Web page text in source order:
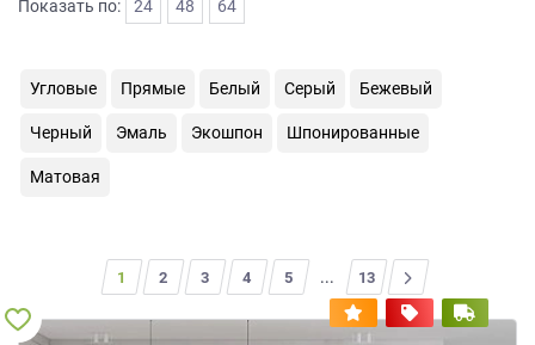
Показать по: 24 48 64
Угловые Прямые Белый Серый Бежевый
Черный Эмаль Экошпон Шпонированные
Матовая
1 2 3 4 5 ... 13
>
данных,
также
Согласие
метрическими
программами